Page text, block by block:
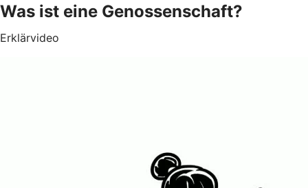
Was ist eine Genossenschaft?
Erklärvideo